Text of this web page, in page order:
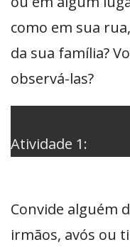
como em sua
da sua família?
observá-las?
Atividade 1:
Convide alguém
irmãos, avós ou